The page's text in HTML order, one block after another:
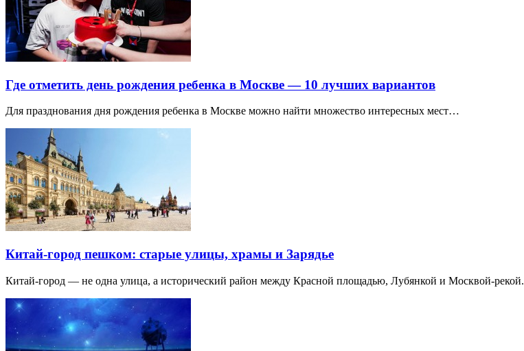
Где отметить день рождения ребенка в Москве — 10 лучших вариантов
Для празднования дня рождения ребенка в Москве можно найти множество интересных мест…
Китай-город пешком: старые улицы, храмы и Зарядье
Китай-город — не одна улица, а исторический район между Красной площадью, Лубянкой и Москвой-рекой.